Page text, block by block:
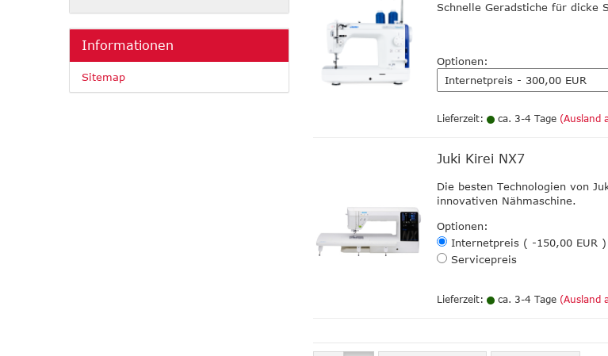
Schnelle Geradstiche für dicke
Optionen:
Lieferzeit: ca. 3-4 Tage (Ausland
Juki Kirei NX7
Die besten Technologien von
innovativen Nähmaschine.
Optionen:
Internetpreis ( -150,00 EUR )
Servicepreis
Lieferzeit: ca. 3-4 Tage (Ausland
Informationen
Sitemap